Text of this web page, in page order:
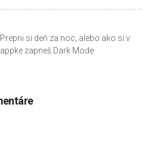
Prepni si deň za noc, alebo ako si v
appke zapneš Dark Mode